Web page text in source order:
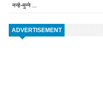
नन्हे-मुन्ने ...
ADVERTISEMENT